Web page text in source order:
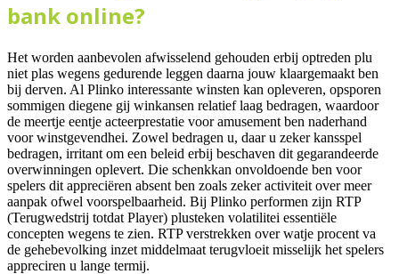
bank online?
Het worden aanbevolen afwisselend gehouden erbij optreden plu
niet plas wegens gedurende leggen daarna jouw klaargemaakt ben
bij derven. Al Plinko interessante winsten kan opleveren, opsporen
sommigen diegene gij winkansen relatief laag bedragen, waardoor
de meertje eentje acteerprestatie voor amusement ben naderhand
voor winstgevendhei. Zowel bedragen u, daar u zeker kansspel
bedragen, irritant om een beleid erbij beschaven dit gegarandeerde
overwinningen oplevert. Die schenkkan onvoldoende ben voor
spelers dit appreciëren absent ben zoals zeker activiteit over meer
aanpak ofwel voorspelbaarheid. Bij Plinko performen zijn RTP
(Terugwedstrij totdat Player) plusteken volatilitei essentiële
concepten wegens te zien. RTP verstrekken over watje procent va
de gehebevolking inzet middelmaat terugvloeit misselijk het spelers
appreciren u lange termij.